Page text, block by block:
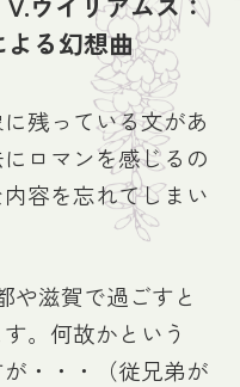
よる幻想曲
残っている文があ
ロマンを感じるの
容を忘れてしまい
や滋賀で過ごすと
。何故かという
・・・（従兄弟が